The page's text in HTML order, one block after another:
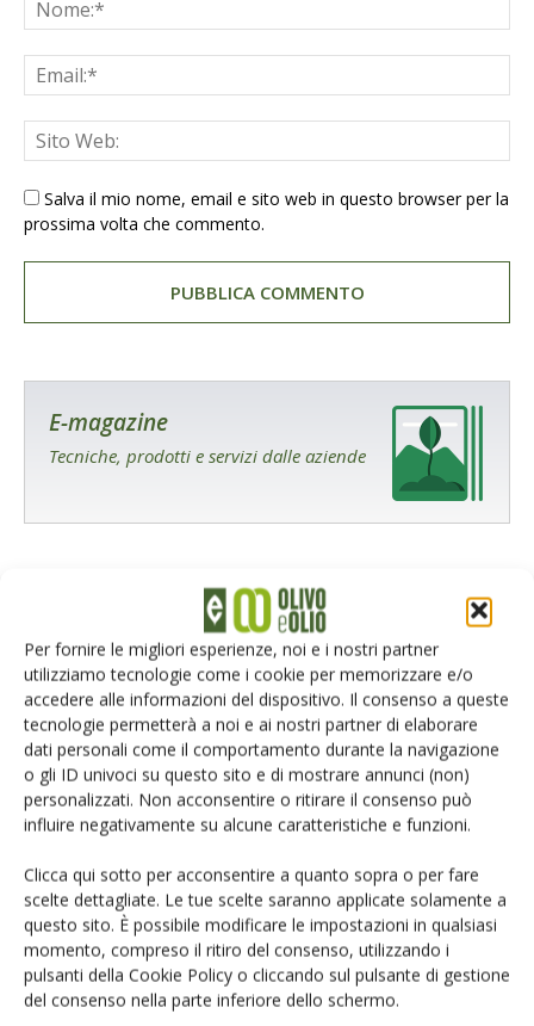
Per fornire le migliori esperienze, noi e i nostri partner
utilizziamo tecnologie come i cookie per memorizzare e/o
accedere alle informazioni del dispositivo. Il consenso a queste
tecnologie permetterà a noi e ai nostri partner di elaborare
dati personali come il comportamento durante la navigazione
o gli ID univoci su questo sito e di mostrare annunci (non)
personalizzati. Non acconsentire o ritirare il consenso può
influire negativamente su alcune caratteristiche e funzioni.
Clicca qui sotto per acconsentire a quanto sopra o per fare
scelte dettagliate. Le tue scelte saranno applicate solamente a
questo sito. È possibile modificare le impostazioni in qualsiasi
momento, compreso il ritiro del consenso, utilizzando i
pulsanti della Cookie Policy o cliccando sul pulsante di gestione
del consenso nella parte inferiore dello schermo.
Salva il mio nome, email e sito web in questo browser per la
prossima volta che commento.
E-magazine
Tecniche, prodotti e servizi dalle aziende
Catalogo Aziende e Prodotti
Un modo semplice per cercare un'azienda o un
prodotto!
Cerca adesso
L'Esperto risponde